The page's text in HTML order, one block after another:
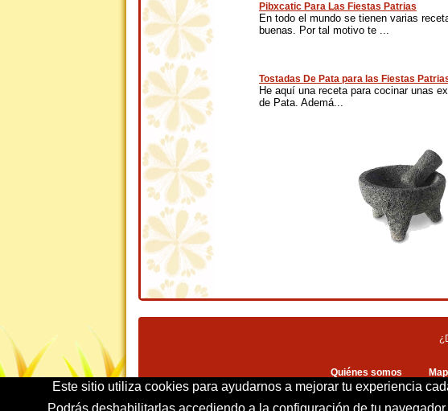
Este sitio utiliza cookies para ayudarnos a mejorar tu experiencia
Podrás deshabilitarlas accediendo a la configuración de tu
Pibxcatic Para Las Fiestas Patrias
En todo el mundo se tienen varias
buenas. Por tal motivo te ...
Tostadas De Pata para las Fiestas
He aquí una receta para cocinar unas
de Pata. Ademá...
Quiénes somos